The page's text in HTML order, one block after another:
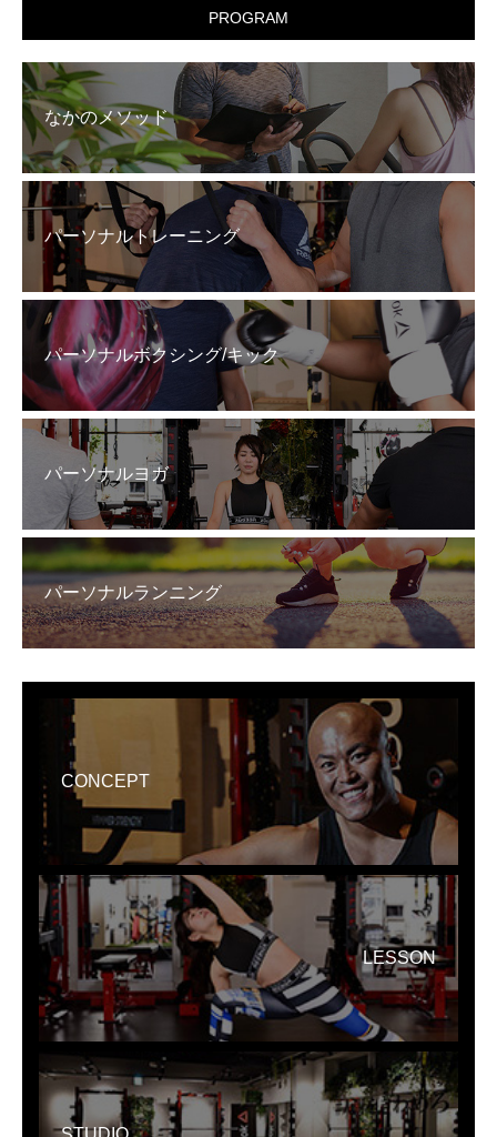
PROGRAM
なかのメソッド
パーソナルトレーニング
パーソナルボクシング/キック
パーソナルヨガ
パーソナルランニング
CONCEPT
LESSON